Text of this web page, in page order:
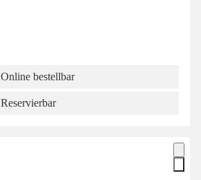
Online bestellbar
Reservierbar